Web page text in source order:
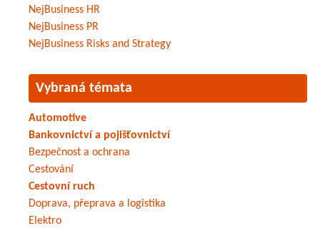
NejBusiness HR
NejBusiness PR
NejBusiness Risks and Strategy
Vybraná témata
Automotive
Bankovnictví a pojišťovnictví
Bezpečnost a ochrana
Cestování
Cestovní ruch
Doprava, přeprava a logistika
Elektro